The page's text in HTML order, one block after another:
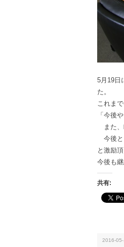
5月19日
た。
これま
「今後
また、
今後と
と激励頂
今後も
共有:
2016-